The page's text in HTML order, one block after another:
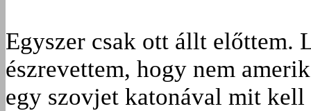
Egyszer csak ott állt előttem.
észrevettem, hogy nem
egy szovjet katonával mit kell